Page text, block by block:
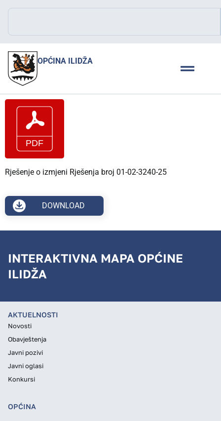
OPĆINA ILIDŽA
Rješenje o izmjeni Rješenja broj 01-02-3240-25
DOWNLOAD
INTERAKTIVNA MAPA OPĆINE
ILIDŽA
AKTUELNOSTI
Novosti
Obavještenja
Javni pozivi
Javni oglasi
Konkursi
OPĆINA